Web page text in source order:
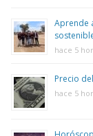
Aprende
hace 5
Precio
hace 5